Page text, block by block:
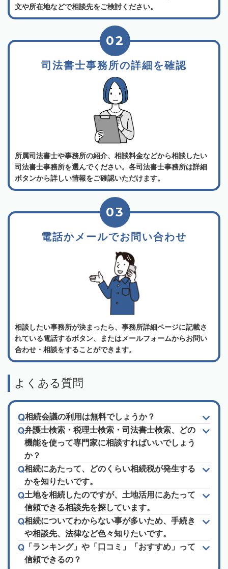
文や所在地などで相談先をご検討ください。
司法書士事務所の詳細を確認
02
所属司法書士や事務所の紹介、相談料金などから相談したい
司法書士事務所を選んでください。各司法書士事務所は詳細
ボタンから詳しい情報をご確認いただけます。
電話かメールでお問い合わせ
03
相談したい事務所が決まったら、事務所詳細ページに記載さ
れている電話するボタン、またはメールフォームからお問い
合わせ・相談をすることができます。
よくある質問
相続会議の利用は無料でしょうか？
弁護士検索・税理士検索・司法書士検索、どの
機能を使って専門家に相談すればいいでしょう
か？
相続にあたって、どのくらい相続税が発生する
かを知りたいです。
土地を相続したのですが、土地活用にあたって
信頼できる相談先を探しています。
相続についてわからない事が多いため、手続き
や相談先、法律など色々知りたいです。
「ランキング」や「口コミ」「おすすめ」って
信頼できるの？